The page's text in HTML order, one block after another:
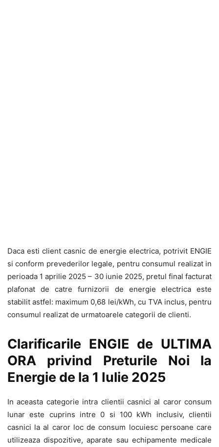
Daca esti client casnic de energie electrica, potrivit ENGIE
si conform prevederilor legale, pentru consumul realizat in
perioada 1 aprilie 2025 – 30 iunie 2025, pretul final facturat
plafonat de catre furnizorii de energie electrica este
stabilit astfel: maximum 0,68 lei/kWh, cu TVA inclus, pentru
consumul realizat de urmatoarele categorii de clienti.
Clarificarile ENGIE de ULTIMA
ORA privind Preturile Noi la
Energie de la 1 Iulie 2025
In aceasta categorie intra clientii casnici al caror consum
lunar este cuprins intre 0 si 100 kWh inclusiv, clientii
casnici la al caror loc de consum locuiesc persoane care
utilizeaza dispozitive, aparate sau echipamente medicale